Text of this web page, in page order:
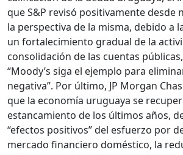
que S&P revisó positivamente desde
la perspectiva de la misma, debido a
un fortalecimiento gradual de la
consolidación de las cuentas
“Moody’s siga el ejemplo para
negativa”. Por último, JP Morgan
que la economía uruguaya se
estancamiento de los últimos años,
“efectos positivos” del esfuerzo por
mercado financiero doméstico, la